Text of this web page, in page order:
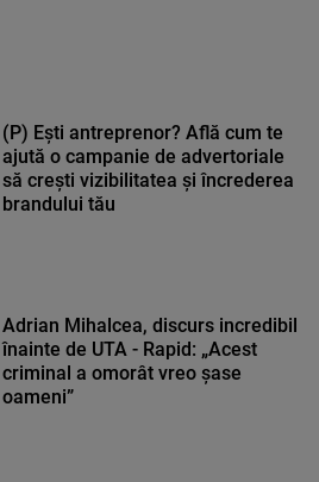
(P) Ești antreprenor? Află cum te
ajută o campanie de advertoriale
să crești vizibilitatea și încrederea
brandului tău
Adrian Mihalcea, discurs incredibil
înainte de UTA - Rapid: „Acest
criminal a omorât vreo șase
oameni”